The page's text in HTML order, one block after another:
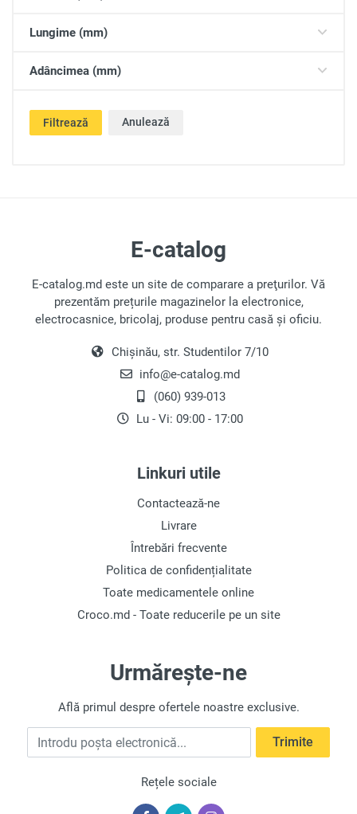
Lungime (mm)
Adâncimea (mm)
Filtrează Anulează
E-catalog
E-catalog.md este un site de comparare a preţurilor. Vă
prezentăm prețurile magazinelor la electronice,
electrocasnice, bricolaj, produse pentru casă și oficiu.
Chișinău, str. Studentilor 7/10
info@e-catalog.md
(060) 939-013
Lu - Vi: 09:00 - 17:00
Linkuri utile
Contactează-ne
Livrare
Întrebări frecvente
Politica de confidențialitate
Toate medicamentele online
Croco.md - Toate reducerile pe un site
Urmărește-ne
Află primul despre ofertele noastre exclusive.
Introdu poșta electronică Trimite
Rețele sociale